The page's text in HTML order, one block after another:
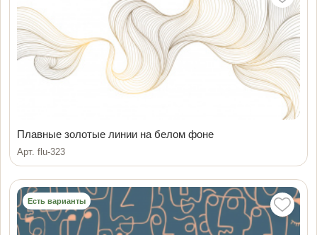
Плавные золотые линии на белом фоне
Арт. flu-323
Есть варианты